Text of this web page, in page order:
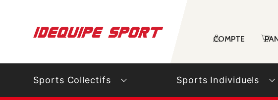
COMPTE
Sports Collectifs Sports Individuels